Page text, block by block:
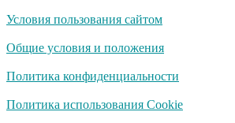
Скрытая камера на
люди вытворяют, когда
Ролик длится
Условия пользования сайтом
Общие условия и положения
Политика конфиденциальности
Политика использования Cookie